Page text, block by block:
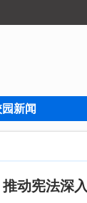
新闻
动宪法深